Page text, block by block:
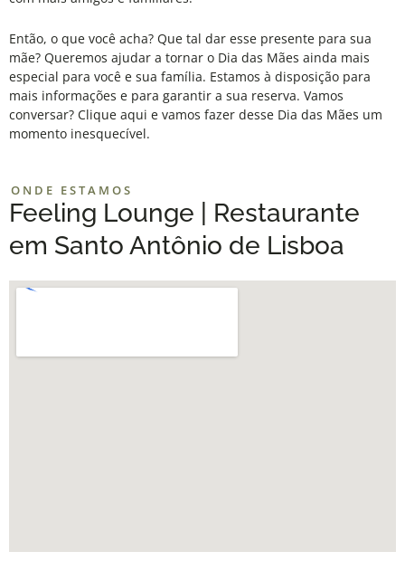
Então, o que você acha? Que tal dar esse presente para sua
mãe? Queremos ajudar a tornar o Dia das Mães ainda mais
especial para você e sua família. Estamos à disposição para
mais informações e para garantir a sua reserva. Vamos
conversar? Clique aqui e vamos fazer desse Dia das Mães um
momento inesquecível.
ONDE ESTAMOS
Feeling Lounge | Restaurante
em Santo Antônio de Lisboa